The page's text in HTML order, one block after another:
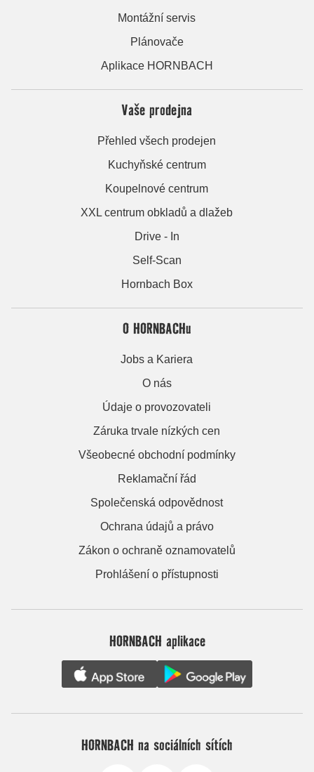
Montážní servis
Plánovače
Aplikace HORNBACH
Vaše prodejna
Přehled všech prodejen
Kuchyňské centrum
Koupelnové centrum
XXL centrum obkladů a dlažeb
Drive - In
Self-Scan
Hornbach Box
O HORNBACHu
Jobs a Kariera
O nás
Údaje o provozovateli
Záruka trvale nízkých cen
Všeobecné obchodní podmínky
Reklamační řád
Společenská odpovědnost
Ochrana údajů a právo
Zákon o ochraně oznamovatelů
Prohlášení o přístupnosti
HORNBACH aplikace
HORNBACH na sociálních sítích